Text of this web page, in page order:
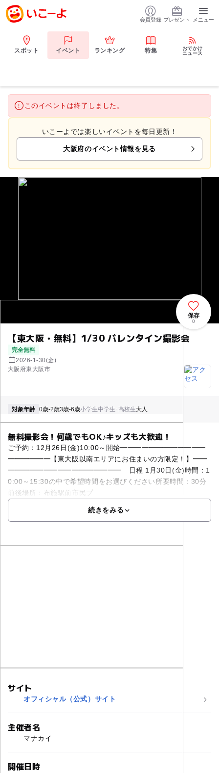
会員登録 プレゼント メニュー
スポット イベント ランキング 特集
おでかけ
ニュース
このイベントは終了しました。
いこーよでは楽しいイベントを毎日更新！
大阪府のイベント情報を見る
【東大阪・無料】1/30 バレンタイン撮影会
完全無料
2026-1-30(金)
大阪府東大阪市
保存
0
対象年齢 0歳-2歳3歳-6歳小学生中学生･高校生大人
無料撮影会！何歳でもOK♪キッズも大歓迎！
ご予約：12月26日(金)10:00～開始⁡━━━━━━━━━━━━
━━━━━━【東大阪以南エリアにお住まいの方限定！】━━
━━━━━━━━━━━━━━━━ 日程 1月30日(金)時間：1
0:00～15:30の中で希望時間をお選びください​所要時間：30分
前後場所：布施駅前市民プ
続きをみる
サイト
オフィシャル（公式）サイト
主催者名
マナカイ
開催日時